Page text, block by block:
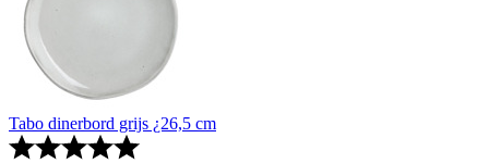
Tabo dinerbord grijs ¿26,5 cm